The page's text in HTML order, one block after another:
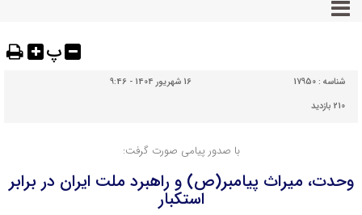
پ
شناسه : 17950
16 شهریور 1404 - 9:46
210 بازدید
با صدور پیامی صورت گرفت:
وحدت، میراث پیامبر(ص) و راهبرد ملت ایران در برابر
استکبار